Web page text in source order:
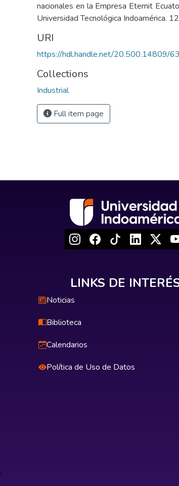
nacionales en la Empresa Eternit
Universidad Tecnológica Indoamérica.
URI
https://hdl.handle.net/20.500.14809/
Collections
Industrial
Full item page
LINKS DE
Noticias
Biblioteca
Calendarios
Política de Uso de Datos